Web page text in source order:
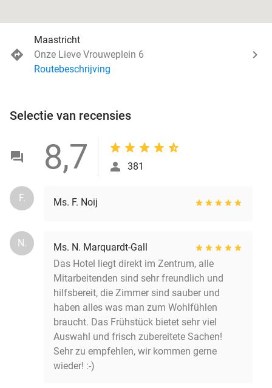
Maastricht
Onze Lieve Vrouweplein 6
Routebeschrijving
Selectie van recensies
8,7 381
F. Ms. F. Noij
N.
Ms. N. Marquardt-Gall
Das Hotel liegt direkt im Zentrum, alle
Mitarbeitenden sind sehr freundlich und
hilfsbereit, die Zimmer sind sauber und
haben alles was man zum Wohlfühlen
braucht. Das Frühstück bietet sehr viel
Auswahl und frisch zubereitete Sachen!
Sehr zu empfehlen, wir kommen gerne
wieder! :-)